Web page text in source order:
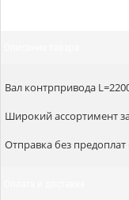
Вал контрпривода
Широкий ассортимент
Отправка без